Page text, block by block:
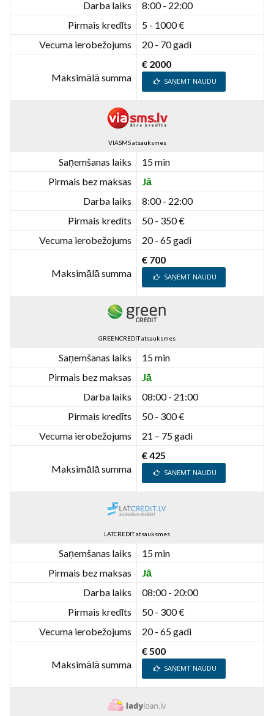
Darba laiks
8:00 - 22:00
Pirmais kredīts
5 - 1000 €
Vecuma ierobežojums
20 - 70 gadi
Maksimālā summa
€ 2000
SAŅEMT NAUDU
VIASMS atsauksmes
Saņemšanas laiks
15 min
Pirmais bez maksas
Jā
Darba laiks
8:00 - 22:00
Pirmais kredīts
50 - 350 €
Vecuma ierobežojums
20 - 65 gadi
Maksimālā summa
€ 700
SAŅEMT NAUDU
GREENCREDIT atsauksmes
Saņemšanas laiks
15 min
Pirmais bez maksas
Jā
Darba laiks
08:00 - 21:00
Pirmais kredīts
50 - 300 €
Vecuma ierobežojums
21 – 75 gadi
Maksimālā summa
€ 425
SAŅEMT NAUDU
LATCREDIT atsauksmes
Saņemšanas laiks
15 min
Pirmais bez maksas
Jā
Darba laiks
08:00 - 20:00
Pirmais kredīts
50 - 300 €
Vecuma ierobežojums
20 - 65 gadi
Maksimālā summa
€ 500
SAŅEMT NAUDU